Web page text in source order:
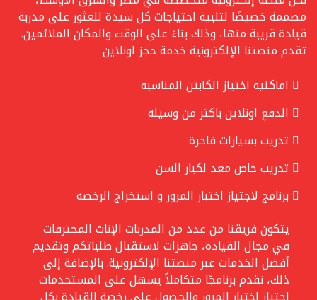
مصممة خصيصًا لتلبية احتياجات كل سيدة للعثور على مدربة
قيادة قريبة منها، وذلك بناءً على الوقت والمكان الملائمين.
تقدم منصتنا الإلكترونية خدمة حجز اونلاين
اماكنيه اختياز الكابتن المناسبه
الدفع اونلاين باكثر من وسيله
تدريب بسيارات فاخرة
تدريب خاص معد لكبار السن
برنامج لاجتياز اختبار المرور و استخراج الرخصه
يتكون فريقنا من عدد من المدربات الإناث المحترفات
في مجال القيادة، جاهزات لاستقبال طلباتكم وتقديم
أفضل الخدمات عبر منصتنا الإلكترونية. بالإضافة إلى
ذلك، نقدم برنامجًا متكاملاً يسهل على المستخدمات